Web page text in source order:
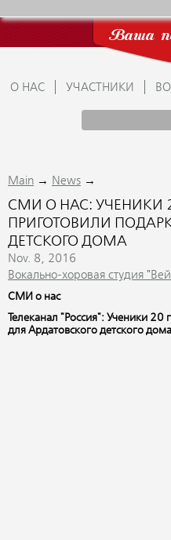
Ваша
О НАС УЧАСТНИКИ
Main → News →
СМИ О НАС: УЧЕНИКИ
ПРИГОТОВИЛИ
ДЕТСКОГО ДОМА
Nov. 8, 2016
Вокально-хоровая студия
СМИ о нас
Телеканал "Россия": Ученики
для Ардатовского детского дома